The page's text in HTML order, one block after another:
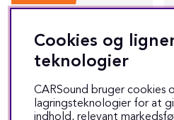
Cookies og
teknologier
CARSound bruger cookies
lagringsteknologier for at
indhold, relevant